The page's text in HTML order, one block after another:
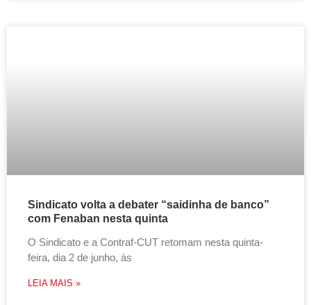
Sindicato volta a debater “saidinha de banco”
com Fenaban nesta quinta
O Sindicato e a Contraf-CUT retomam nesta quinta-
feira, dia 2 de junho, às
LEIA MAIS »